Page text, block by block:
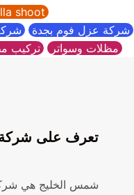
yalla shoot
شركة عزل فوم بجدة
مظلات وسواتر تركيب
تعرف على
شمس الخليج هي